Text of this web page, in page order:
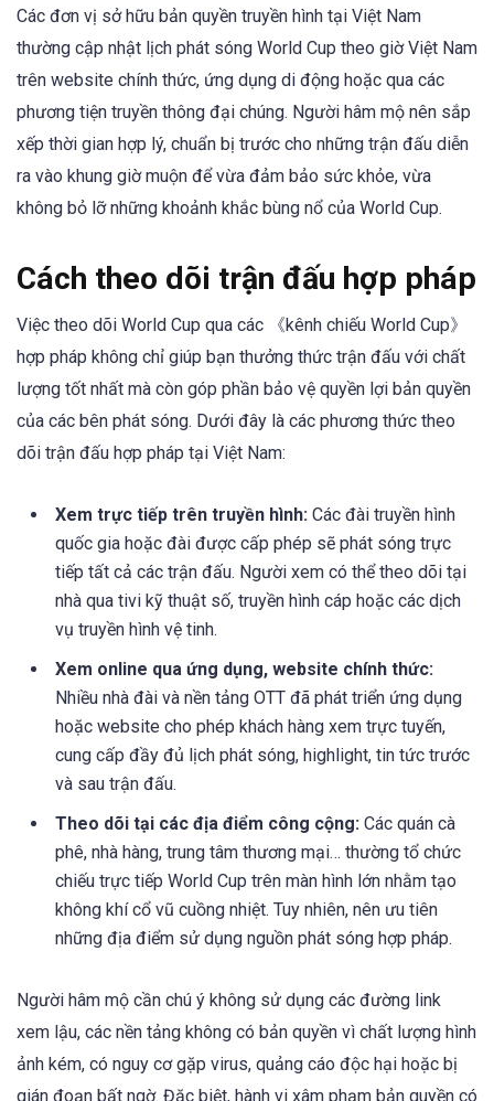
Các đơn vị sở hữu bản quyền truyền hình tại Việt Nam
thường cập nhật lịch phát sóng World Cup theo giờ Việt Nam
trên website chính thức, ứng dụng di động hoặc qua các
phương tiện truyền thông đại chúng. Người hâm mộ nên sắp
xếp thời gian hợp lý, chuẩn bị trước cho những trận đấu diễn
ra vào khung giờ muộn để vừa đảm bảo sức khỏe, vừa
không bỏ lỡ những khoảnh khắc bùng nổ của World Cup.
Cách theo dõi trận đấu hợp pháp
Việc theo dõi World Cup qua các 《kênh chiếu World Cup》
hợp pháp không chỉ giúp bạn thưởng thức trận đấu với chất
lượng tốt nhất mà còn góp phần bảo vệ quyền lợi bản quyền
của các bên phát sóng. Dưới đây là các phương thức theo
dõi trận đấu hợp pháp tại Việt Nam:
Xem trực tiếp trên truyền hình: Các đài truyền hình
quốc gia hoặc đài được cấp phép sẽ phát sóng trực
tiếp tất cả các trận đấu. Người xem có thể theo dõi tại
nhà qua tivi kỹ thuật số, truyền hình cáp hoặc các dịch
vụ truyền hình vệ tinh.
Xem online qua ứng dụng, website chính thức:
Nhiều nhà đài và nền tảng OTT đã phát triển ứng dụng
hoặc website cho phép khách hàng xem trực tuyến,
cung cấp đầy đủ lịch phát sóng, highlight, tin tức trước
và sau trận đấu.
Theo dõi tại các địa điểm công cộng: Các quán cà
phê, nhà hàng, trung tâm thương mại… thường tổ chức
chiếu trực tiếp World Cup trên màn hình lớn nhằm tạo
không khí cổ vũ cuồng nhiệt. Tuy nhiên, nên ưu tiên
những địa điểm sử dụng nguồn phát sóng hợp pháp.
Người hâm mộ cần chú ý không sử dụng các đường link
xem lậu, các nền tảng không có bản quyền vì chất lượng hình
ảnh kém, có nguy cơ gặp virus, quảng cáo độc hại hoặc bị
gián đoạn bất ngờ. Đặc biệt, hành vi xâm phạm bản quyền có